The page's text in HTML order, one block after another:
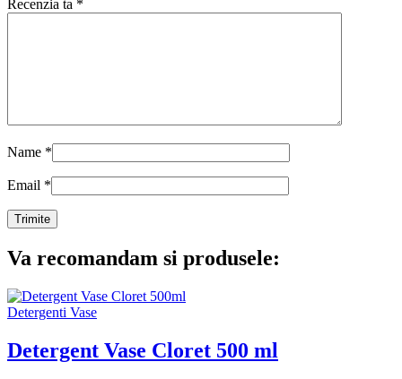
Recenzia ta *
Name *
Email *
Va recomandam si produsele:
Detergenti Vase
Detergent Vase Cloret 500 ml